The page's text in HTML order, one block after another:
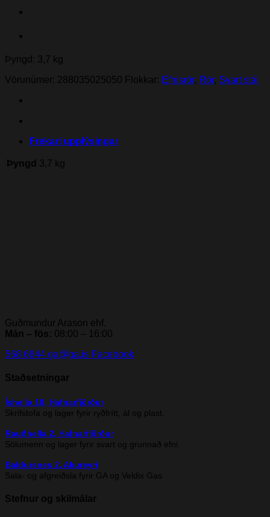
Þyngd: 3,7 kg
Vörunúmer: 288035025050 Flokkar: Efnisrör, Rör, Svart stál
Frekari upplýsingar
Þyngd 3,7 kg
Guðmundur Arason ehf.
Mán – fös: 08:00 – 16:00
568 6844 ga@ga.is Facebook
Staðsetningar
Íshella 10, Hafnarfjörður
Skrifstofa og lager fyrir ryðfrítt, ál og plast.
Rauðhella 2, Hafnarfjörður
Sölumenn og lager fyrir svart og grunnað efni.
Baldursnes 2, Akureyri
Sala- og afgreiðsla fyrir GA og Veldix Gas
Stefnur og skilmálar